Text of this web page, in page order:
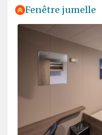
Fenêtre jumelle